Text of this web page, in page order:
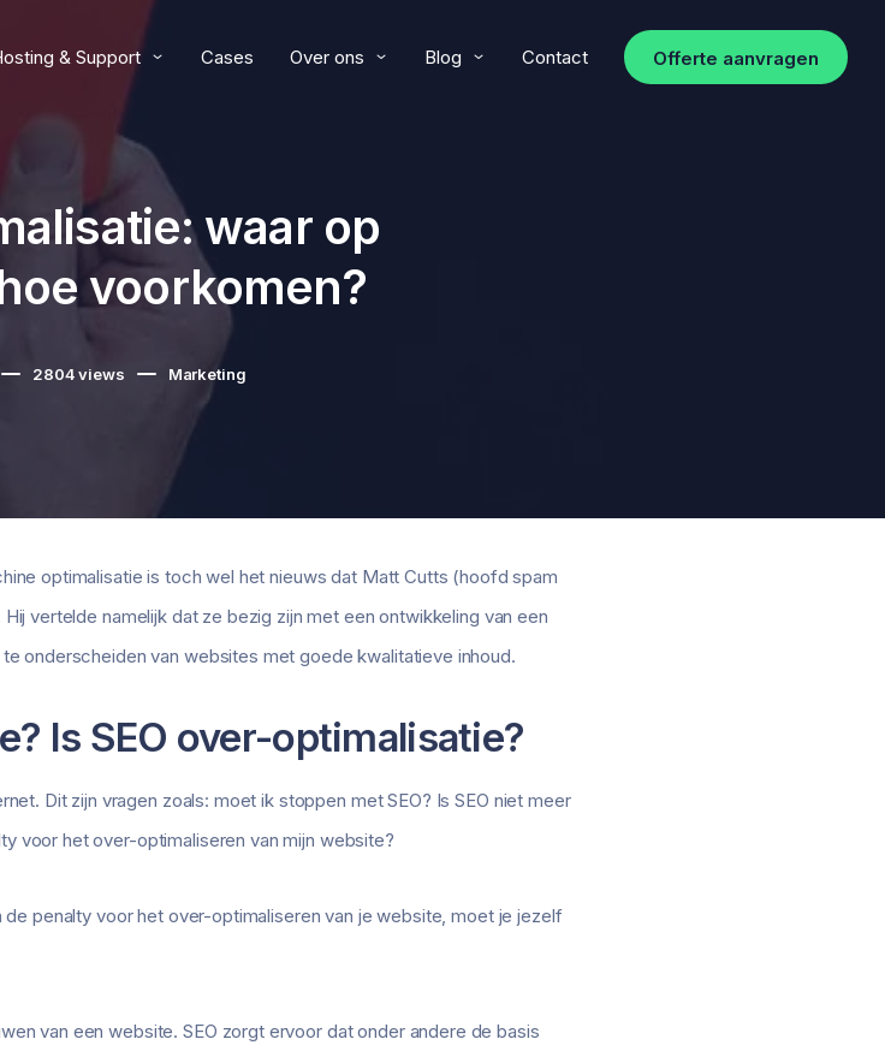
& Support Cases Over ons Blog Contact Offerte aanvragen
waar op
voorkomen?
2804views Marketing
optimalisatie is toch wel het nieuws dat Matt Cutts (hoofd spam
vertelde namelijk dat ze bezig zijn met een ontwikkeling van een
onderscheiden van websites met goede kwalitatieve inhoud.
Is SEO over-optimalisatie?
Dit zijn vragen zoals: moet ik stoppen met SEO? Is SEO niet meer
voor het over-optimaliseren van mijn website?
penalty voor het over-optimaliseren van je website, moet je jezelf
van een website. SEO zorgt ervoor dat onder andere de basis